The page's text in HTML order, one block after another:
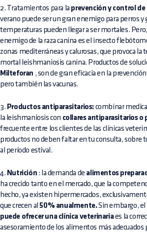
2. Tratamientos para la prevención y control de
verano puede ser un gran enemigo para perros y
temperaturas pueden llegar a ser mortales.
enemigo de la raza canina es el insecto
zonas mediterráneas y calurosas, que provoca
mortal leishmaniosis canina. Productos de
Milteforan , son de gran eficacia en la
pero también las vacunas.
3. Productos antiparasitarios: combinar
la leishmaniosis con collares antiparasitarios o
frecuente entre los clientes de las clínicas
productos no deben faltar en tu consulta, sobre
al período estival.
4. Nutrición : la demanda de alimentos
ha crecido tanto en el mercado, que la
hecho, ya existen hipermercados,
que crecen al50% anualmente.Sin embargo, el
puede ofrecer una clínica veterinariaes la
asesoramiento de los alimentos más adecuados